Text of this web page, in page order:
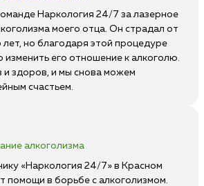
Наркология 24/7 за лазерное
моего отца. Он страдал от
лет, но благодаря этой процедуре
изменить его отношение к алкоголю.
и здоров, и мы снова можем
счастьем.
алкоголизма
«Наркология 24/7» в Красном
помощи в борьбе с алкоголизмом.